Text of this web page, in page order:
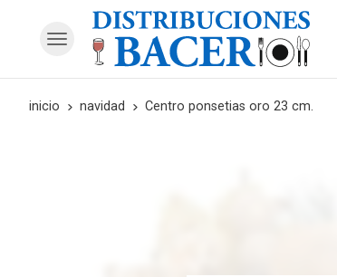
inicio navidad Centro ponsetias oro 23 cm.